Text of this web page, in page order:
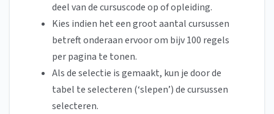
deel van de cursuscode op of opleiding.
Kies indien het een groot aantal cursussen
betreft onderaan ervoor om bijv 100 regels
per pagina te tonen.
Als de selectie is gemaakt, kun je door de
tabel te selecteren (‘slepen’) de cursussen
selecteren.